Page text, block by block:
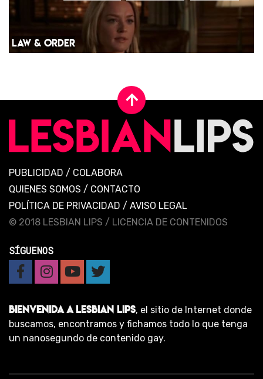
LAW & ORDER
PUBLICIDAD / COLABORA
QUIENES SOMOS / CONTACTO
POLÍTICA DE PRIVACIDAD / AVISO LEGAL
© 2018 LESBIAN LIPS / LICENCIA DE CONTENIDOS
SÍGUENOS
BIENVENIDA A LESBIAN LIPS, el sitio de Internet donde
buscamos, encontramos y fichamos todo lo que tenga
un nanosegundo de contenido gay.